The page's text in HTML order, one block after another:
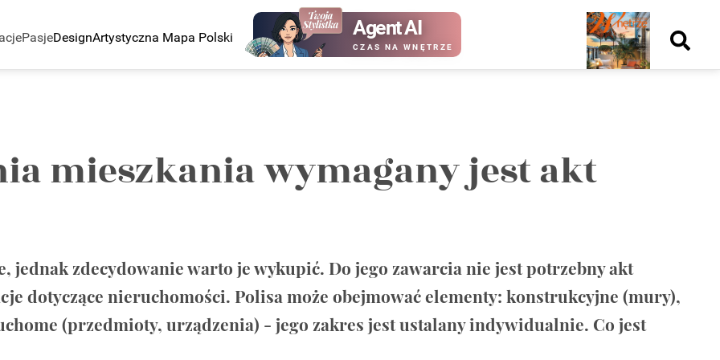
PasjeDesignArtystyczna Mapa Polski Agent AI
CZAS NA WNĘTRZE
Nowy
numer
kup ten
numer
mieszkania wymagany jest akt
jednak zdecydowanie warto je wykupić. Do jego zawarcia nie jest potrzebny akt
dotyczące nieruchomości. Polisa może obejmować elementy: konstrukcyjne (mury),
(przedmioty, urządzenia) - jego zakres jest ustalany indywidualnie. Co jest